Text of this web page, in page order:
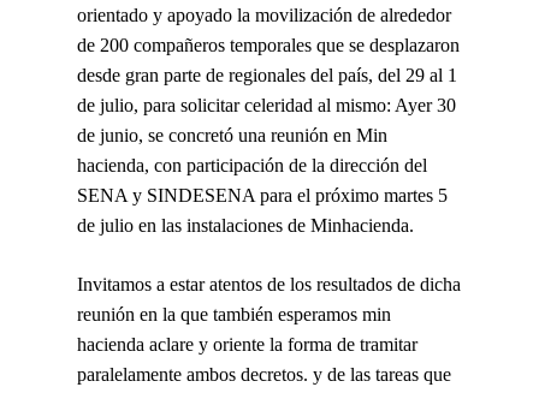
orientado y apoyado la movilización de alrededor
de 200 compañeros temporales que se desplazaron
desde gran parte de regionales del país, del 29 al 1
de julio, para solicitar celeridad al mismo: Ayer 30
de junio, se concretó una reunión en Min
hacienda, con participación de la dirección del
SENA y SINDESENA para el próximo martes 5
de julio en las instalaciones de Minhacienda.
Invitamos a estar atentos de los resultados de dicha
reunión en la que también esperamos min
hacienda aclare y oriente la forma de tramitar
paralelamente ambos decretos. y de las tareas que